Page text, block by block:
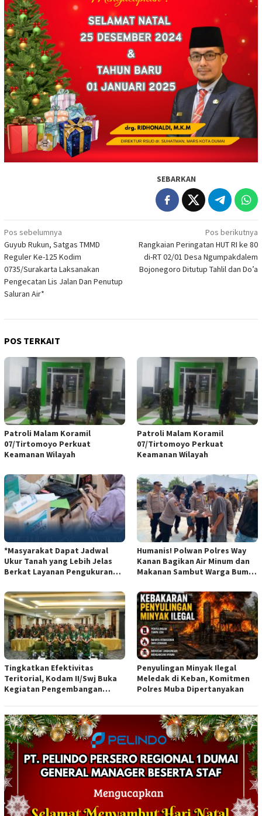
SEBARKAN
Navigasi
pos
Pos sebelumnya
Guyub Rukun, Satgas TMMD
Reguler Ke-125 Kodim
0735/Surakarta Laksanakan
Pengecatan Lis Jalan Dan Penutup
Saluran Air*
Pos berikutnya
Rangkaian Peringatan HUT RI ke 80
di-RT 02/01 Desa Ngumpakdalem
Bojonegoro Ditutup Tahlil dan Do’a
POS TERKAIT
Patroli Malam Koramil
07/Tirtomoyo Perkuat
Keamanan Wilayah
Patroli Malam Koramil
07/Tirtomoyo Perkuat
Keamanan Wilayah
*Masyarakat Dapat Jadwal
Ukur Tanah yang Lebih Jelas
Berkat Layanan Pengukuran
Humanis! Polwan Polres Way
Kanan Bagikan Air Minum dan
Makanan Sambut Warga Bumi
Tingkatkan Efektivitas
Teritorial, Kodam II/Swj Buka
Kegiatan Pengembangan
Apkowil TA 2026*
Penyulingan Minyak Ilegal
Meledak di Keban, Komitmen
Polres Muba Dipertanyakan